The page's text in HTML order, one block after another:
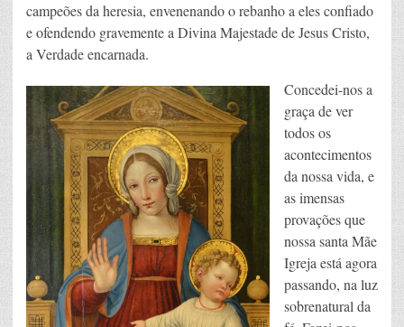
campeões da heresia, envenenando o rebanho a eles confiado
e ofendendo gravemente a Divina Majestade de Jesus Cristo,
a Verdade encarnada.
Concedei-nos a
graça de ver
todos os
acontecimentos
da nossa vida, e
as imensas
provações que
nossa santa Mãe
Igreja está agora
passando, na luz
sobrenatural da